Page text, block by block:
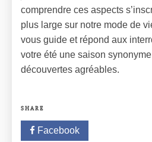
comprendre ces aspects
plus large sur notre mode de
vous guide et répond aux
votre été une saison
découvertes agréables.
SHARE
Facebook